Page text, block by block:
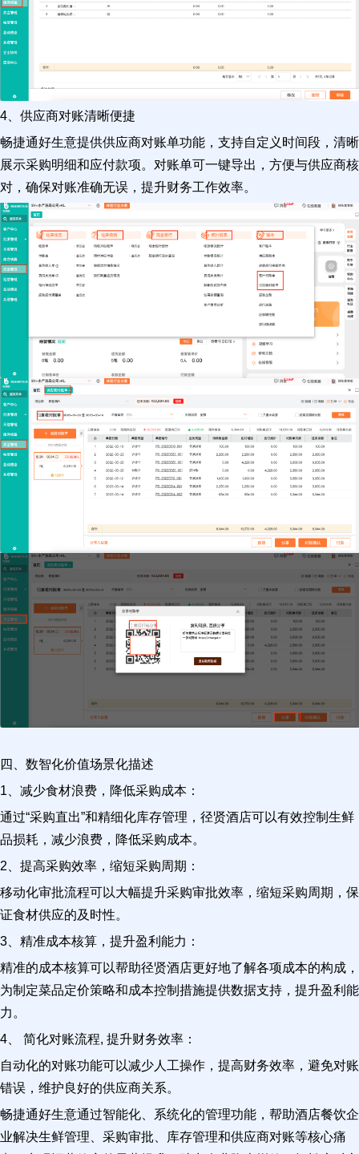
4、供应商对账清晰便捷
畅捷通好生意提供供应商对账单功能，支持自定义时间段，清晰
展示采购明细和应付款项。对账单可一键导出，方便与供应商核
对，确保对账准确无误，提升财务工作效率。
四、数智化价值场景化描述
1、减少食材浪费，降低采购成本：
通过“采购直出”和精细化库存管理，径贤酒店可以有效控制生鲜
品损耗，减少浪费，降低采购成本。
2、提高采购效率，缩短采购周期：
移动化审批流程可以大幅提升采购审批效率，缩短采购周期，保
证食材供应的及时性。
3、精准成本核算，提升盈利能力：
精准的成本核算可以帮助径贤酒店更好地了解各项成本的构成，
为制定菜品定价策略和成本控制措施提供数据支持，提升盈利能
力。
4、 简化对账流程, 提升财务效率：
自动化的对账功能可以减少人工操作，提高财务效率，避免对账
错误，维护良好的供应商关系。
畅捷通好生意通过智能化、系统化的管理功能，帮助酒店餐饮企
业解决生鲜管理、采购审批、库存管理和供应商对账等核心痛